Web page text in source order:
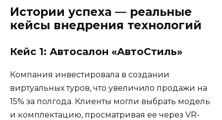
Истории успеха — реальные
кейсы внедрения технологий
Кейс 1: Автосалон «АвтоСтиль»
Компания инвестировала в создании
виртуальных туров, что увеличило продажи на
15% за полгода. Клиенты могли выбрать модель
и комплектацию, просматривая ее через VR-